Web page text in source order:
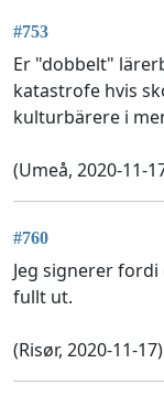
#753
Er "dobbelt"
katastrofe hvis
kulturbärere i
(Umeå, 2020-11-
#760
Jeg signerer
fullt ut.
(Risør, 2020-11-17)